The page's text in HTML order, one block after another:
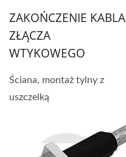
ZAKOŃCZENIE KABLA
ZŁĄCZA
WTYKOWEGO
Ściana, montaż tylny z
uszczelką